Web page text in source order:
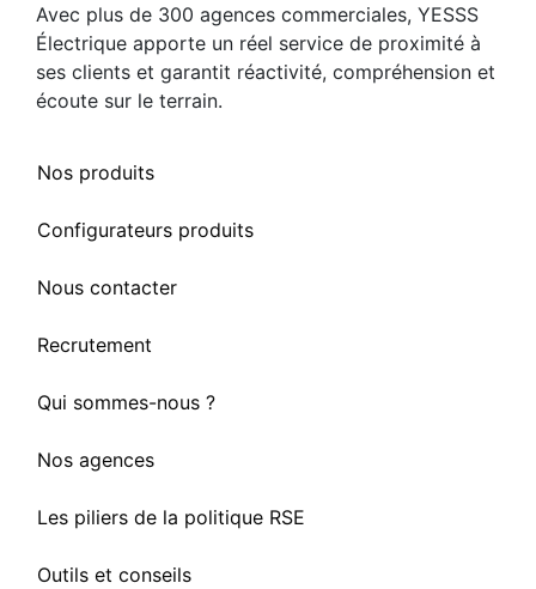
Avec plus de 300 agences commerciales, YESSS
Électrique apporte un réel service de proximité à
ses clients et garantit réactivité, compréhension et
écoute sur le terrain.
Nos produits
Configurateurs produits
Nous contacter
Recrutement
Qui sommes-nous ?
Nos agences
Les piliers de la politique RSE
Outils et conseils